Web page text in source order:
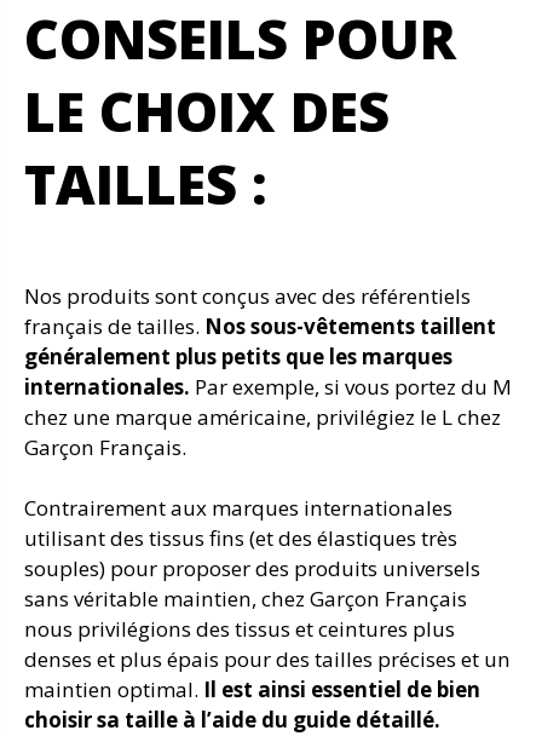
CONSEILS POUR
LE CHOIX DES
TAILLES :
Nos produits sont conçus avec des référentiels
français de tailles. Nos sous-vêtements taillent
généralement plus petits que les marques
internationales. Par exemple, si vous portez du M
chez une marque américaine, privilégiez le L chez
Garçon Français.
Contrairement aux marques internationales
utilisant des tissus fins (et des élastiques très
souples) pour proposer des produits universels
sans véritable maintien, chez Garçon Français
nous privilégions des tissus et ceintures plus
denses et plus épais pour des tailles précises et un
maintien optimal. Il est ainsi essentiel de bien
choisir sa taille à l’aide du guide détaillé.